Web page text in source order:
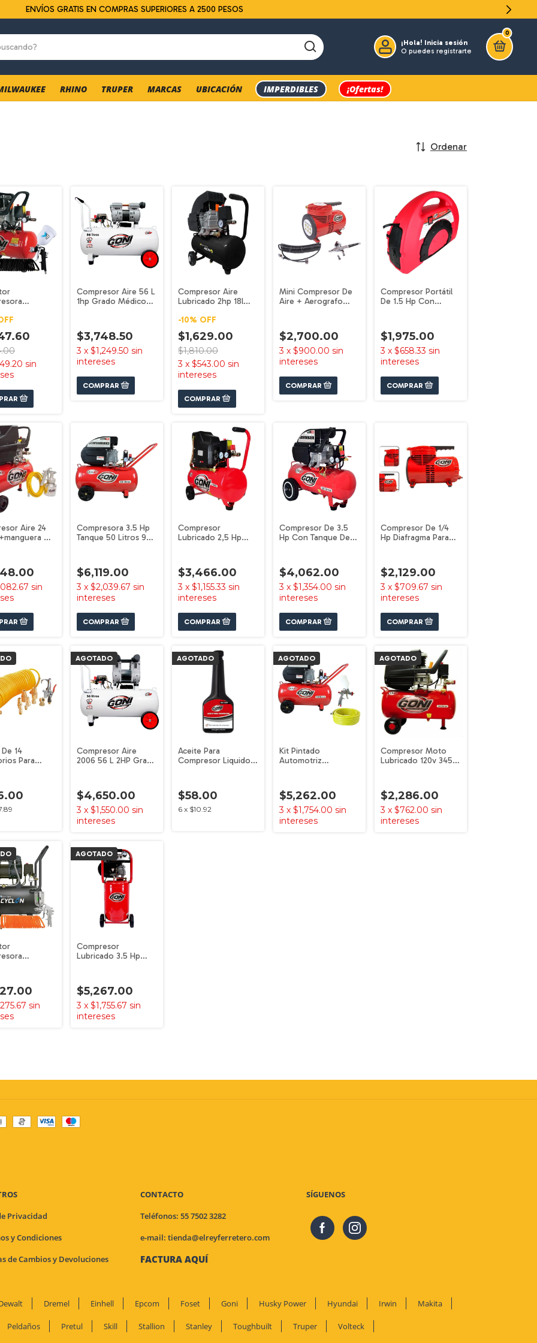
ENVÍOS GRATIS EN COMPRAS SUPERIORES A 2500 PESOS
¡Hola! Inicia sesión
O puedes registrarte
0
RHINO TRUPER MARCAS UBICACIÓN IMPERDIBLES ¡Ofertas!
Ordenar
Goni
sin
Compresor Aire 56 L
1hp Grado Médico
$3,748.50
3 x $1,249.50 sin
intereses
Compresor Aire
Lubricado 2hp 18l
-10% OFF
$1,629.00
$1,810.00
3 x $543.00 sin
intereses
Mini Compresor De
Aire + Aerografo
$2,700.00
3 x $900.00 sin
intereses
Compresor Portátil
De 1.5 Hp Con
$1,975.00
3 x $658.33 sin
intereses
Aire 24
+
sin
Compresora 3.5 Hp
Tanque 50 Litros 977
$6,119.00
3 x $2,039.67 sin
intereses
Compresor
Lubricado 2,5 Hp
$3,466.00
3 x $1,155.33 sin
intereses
Compresor De 3.5
Hp Con Tanque De
$4,062.00
3 x $1,354.00 sin
intereses
Compresor De 1/4
Hp Diafragma Para
$2,129.00
3 x $709.67 sin
intereses
14
Para
AGOTADO
Compresor Aire
2006 56 L 2HP Grado
Goni
$4,650.00
3 x $1,550.00 sin
intereses
AGOTADO
Aceite Para
Compresor Liquido
$58.00
6 x $10.92
AGOTADO
Kit Pintado
Automotriz
$5,262.00
3 x $1,754.00 sin
intereses
AGOTADO
Compresor Moto
Lubricado 120v 3450
$2,286.00
3 x $762.00 sin
intereses
sin
AGOTADO
Compresor
Lubricado 3.5 Hp
$5,267.00
3 x $1,755.67 sin
intereses
Privacidad
y Condiciones
de Cambios y Devoluciones
CONTACTO
Teléfonos: 55 7502 3282
e-mail: tienda@elreyferretero.com
FACTURA AQUÍ
SÍGUENOS
Dremel Einhell Epcom Foset Goni Husky Power Hyundai Irwin Makita
Peldaños Pretul Skill Stallion Stanley Toughbuilt Truper Volteck